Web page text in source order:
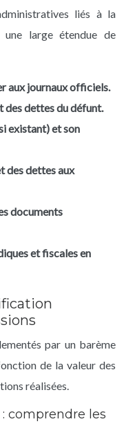
liés à la
une large étendue de
aux journaux officiels.
des dettes du défunt.
existant) et son
des dettes aux
documents
et fiscales en
par un barème
de la valeur des
réalisées.
comprendre les